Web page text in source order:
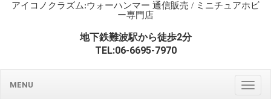
アイコノクラズム:ウォーハンマー 通信販売 / ミニチュアホビ
ー専門店
地下鉄難波駅から徒歩2分
TEL:06-6695-7970
MENU